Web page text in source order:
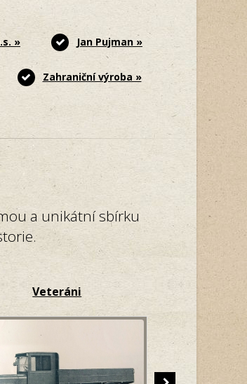
» Jan Pujman »
Zahraniční výroba »
a unikátní sbírku
Veteráni